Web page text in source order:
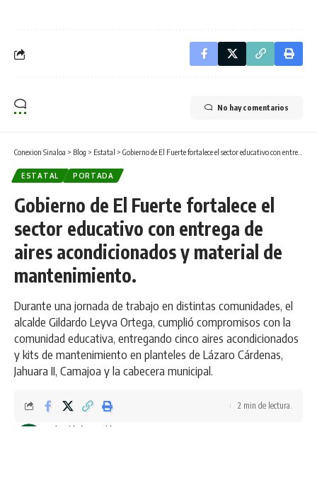
No hay comentarios
Conexion Sinaloa > Blog > Estatal > Gobierno de El Fuerte fortalece el sector educativo con entrega de aires acondicionados y material de mantenimiento.
ESTATAL PORTADA
Gobierno de El Fuerte fortalece el
sector educativo con entrega de
aires acondicionados y material de
mantenimiento.
Durante una jornada de trabajo en distintas comunidades, el
alcalde Gildardo Leyva Ortega, cumplió compromisos con la
comunidad educativa, entregando cinco aires acondicionados
y kits de mantenimiento en planteles de Lázaro Cárdenas,
Jahuara II, Camajoa y la cabecera municipal.
Redacción/Conexión
2 min de lectura.